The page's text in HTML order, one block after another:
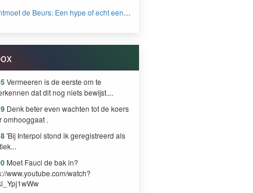
de Beurs: Een hype of echt een
Vermeeren is de eerste om te
dat dit nog niets bewijst....
Denk beter even wachten tot de koers
omhooggaat .
'Bij Interpol stond ik geregistreerd als
Moet Fauci de bak in?
www.youtube.com/watch?